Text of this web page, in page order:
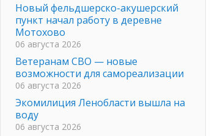
Новый фельдшерско-акушерский
пункт начал работу в деревне
Мотохово
06 августа 2026
Ветеранам СВО — новые
возможности для самореализации
06 августа 2026
Экомилиция Ленобласти вышла на
воду
06 августа 2026